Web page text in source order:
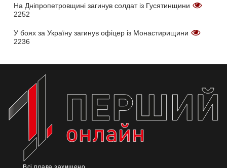
На Дніпропетровщині загинув солдат із Гусятинщини
2252
У боях за Україну загинув офіцер із Монастирищини
2236